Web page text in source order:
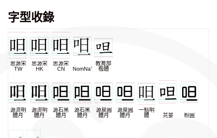
字型收錄
思源宋
TW
思源宋
HK
思源宋
CN
NomNaTong
教育部
楷體
源流明
體月
源流明
體丹
源石黑
體月
源石黑
體丹
源泉圓
體月
源泉圓
體丹
一點明
體
芫荽 粉圓